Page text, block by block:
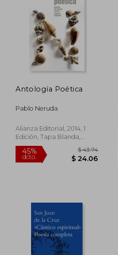
15%
dcto.
Antología Poética
Pablo Neruda
Alianza Editorial, 2014, 1
Edición, Tapa Blanda,
Nuevo